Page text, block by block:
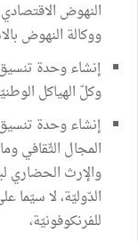
النهوض
ووكالة النهوض
إنشاء وحدة تنسيق
وكلّ الهياكل
إنشاء وحدة تنسيق
المجال الثّقافي
والإرث الحضاري
الدّوليّة، لا سيّما
للفرنكوفونيّة،